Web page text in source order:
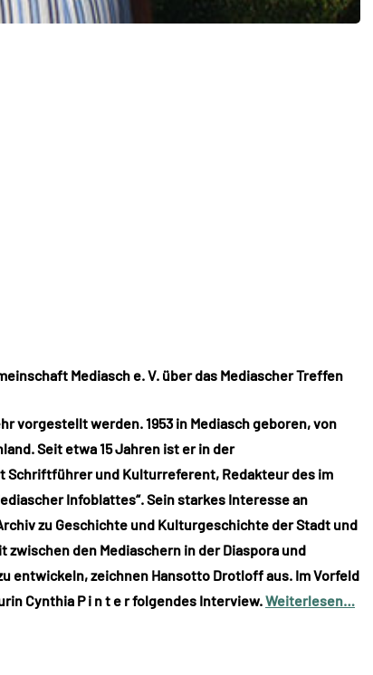
Mediasch e. V. über das Mediascher Treffen
vorgestellt werden. 1953 in Mediasch geboren, von
Seit etwa 15 Jahren ist er in der
Schriftführer und Kulturreferent, Redakteur des im
Infoblattes“. Sein starkes Interesse an
zu Geschichte und Kulturgeschichte der Stadt und
den Mediaschern in der Diaspora und
entwickeln, zeichnen Hansotto Drotloff aus. Im Vorfeld
Cynthia P i n t e r folgendes Interview.Weiterlesen…